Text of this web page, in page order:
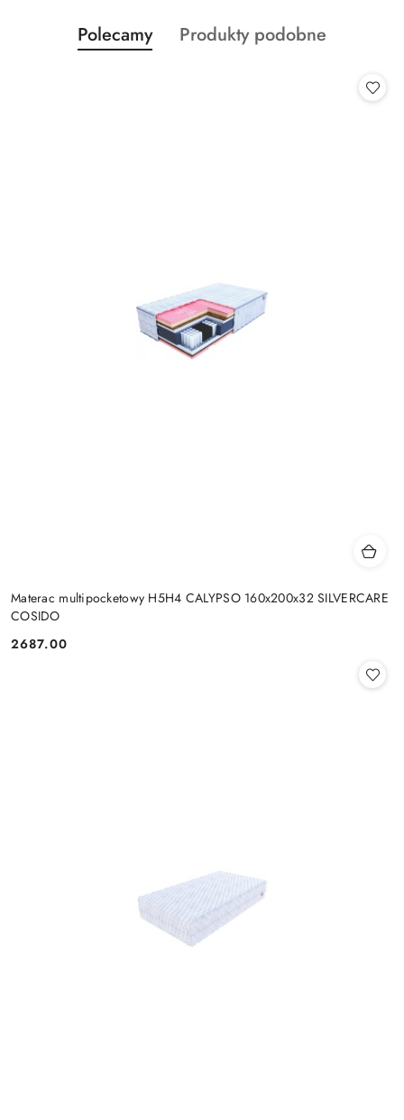
Pomiń karuzelę produktów
Produkty
o
Polecamy
Produkty
Produkty podobne
Materac multipocketowy H5H4 CALYPSO 160x200x32 SILVERCARE
COSIDO
Cena:
2687.00